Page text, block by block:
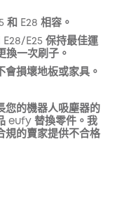
E28 相容。
E25 保持最佳運
換一次刷子。
會損壞地板或家具。
您的機器人吸塵器的
eufy 替換零件。我
規的賣家提供不合格